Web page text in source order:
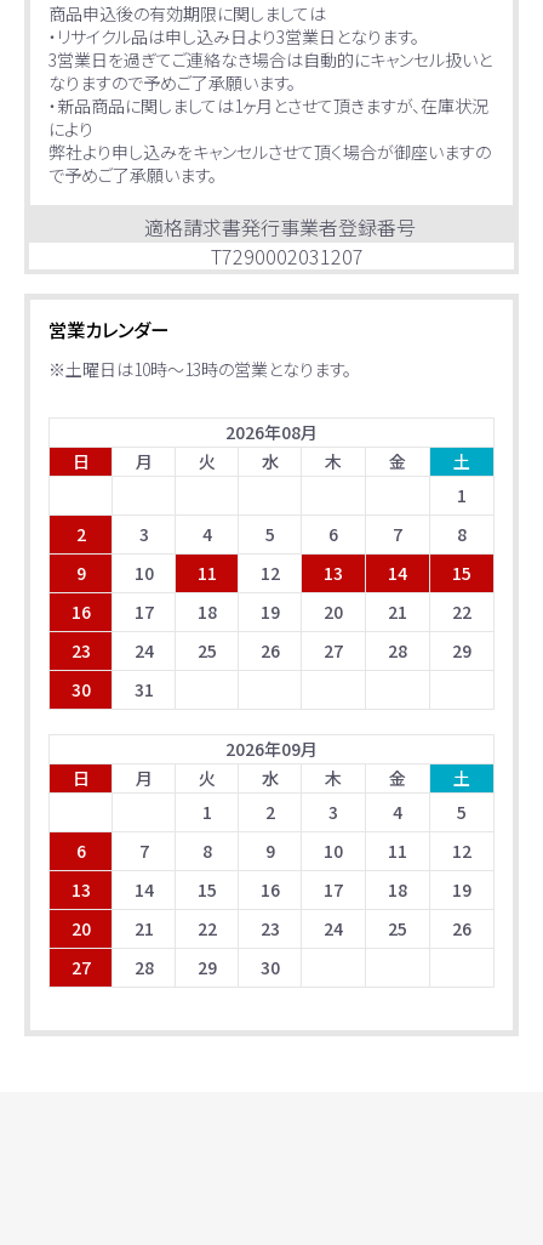
商品申込後の有効期限に関しましては
・リサイクル品は申し込み日より3営業日となります。
3営業日を過ぎてご連絡なき場合は自動的にキャンセル扱いと
なりますので予めご了承願います。
・新品商品に関しましては1ヶ月とさせて頂きますが、在庫状況
により
弊社より申し込みをキャンセルさせて頂く場合が御座いますの
で予めご了承願います。
適格請求書発行事業者登録番号
T7290002031207
営業カレンダー
※土曜日は10時～13時の営業となります。
2026年08月
日
月 火 水 木 金
土
1
2
3 4 5 6 7
8
9
10 11 12 13 14
15
16
17 18 19 20 21
22
23
24 25 26 27 28
29
30
31
2026年09月
日
月 火 水 木 金
土
1
2 3 4
5
6
7 8 9 10 11
12
13
14 15 16 17 18
19
20
21 22 23 24 25
26
27
28 29 30